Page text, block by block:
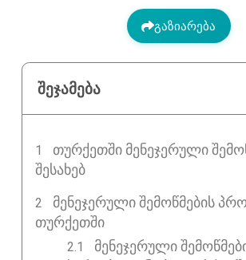
გაზიარება
შეჯამება
ᲗᲣᲠᲥᲔᲗᲨᲘ ᲛᲔᲜᲔᲯᲔᲠᲣᲚᲘ
ᲨᲔᲡᲐᲮᲔᲑ
ᲛᲔᲜᲔᲯᲔᲠᲣᲚᲘ ᲨᲔᲛᲝᲬᲛᲔᲑᲘᲡ
ᲗᲣᲠᲥᲔᲗᲨᲘ
მენეჯერული